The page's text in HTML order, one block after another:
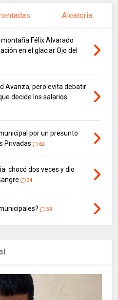
Aleatoria
Félix Alvarado
en el glaciar Ojo del
Avanza, pero evita debatir
decide los salarios
por un presunto
Privadas
62
chocó dos veces y dio
34
53